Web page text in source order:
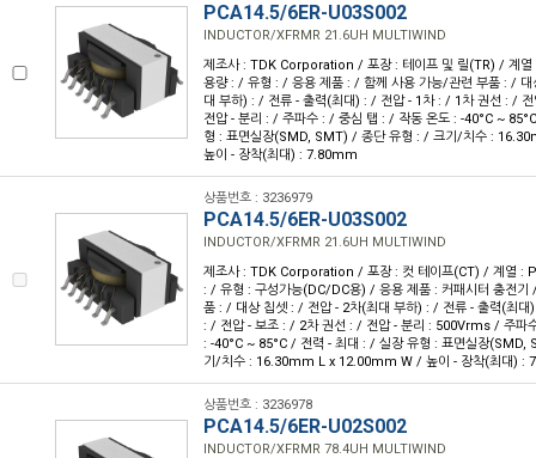
PCA14.5/6ER-U03S002
INDUCTOR/XFRMR 21.6UH MULTIWIND
제조사 : TDK Corporation / 포장 : 테이프 및 릴(TR) / 계
용량 : / 유형 : / 응용 제품 : / 함께 사용 가능/관련 부품 : /
대 부하) : / 전류 - 출력(최대) : / 전압 - 1차 : / 1차 권선 : /
전압 - 분리 : / 주파수 : / 중심 탭 : / 작동 온도 : -40°C ~
형 : 표면실장(SMD, SMT) / 종단 유형 : / 크기/치수 :
높이 - 장착(최대) : 7.80mm
상품번호 : 3236979
PCA14.5/6ER-U03S002
INDUCTOR/XFRMR 21.6UH MULTIWIND
제조사 : TDK Corporation / 포장 : 컷 테이프(CT) / 계열 :
: / 유형 : 구성가능(DC/DC용) / 응용 제품 : 커패시터 충전기
품 : / 대상 칩셋 : / 전압 - 2차(최대 부하) : / 전류 - 출력(최
: / 전압 - 보조 : / 2차 권선 : / 전압 - 분리 : 500Vrms / 주파
: -40°C ~ 85°C / 전력 - 최대 : / 실장 유형 : 표면실장
기/치수 : 16.30mm L x 12.00mm W / 높이 - 장착(최대) :
상품번호 : 3236978
PCA14.5/6ER-U02S002
INDUCTOR/XFRMR 78.4UH MULTIWIND